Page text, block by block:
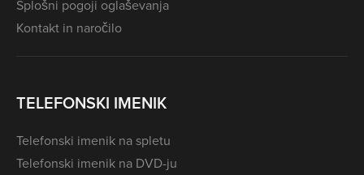
Splošni pogoji oglaševanja
Kontakt in naročilo
TELEFONSKI IMENIK
Telefonski imenik na spletu
Telefonski imenik na DVD-ju